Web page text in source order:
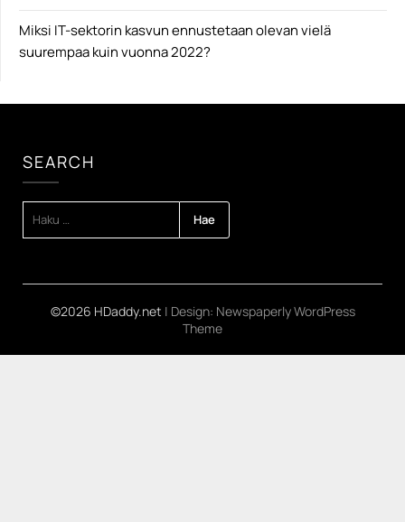
Miksi IT-sektorin kasvun ennustetaan olevan vielä
suurempaa kuin vuonna 2022?
SEARCH
©2026 HDaddy.net | Design: Newspaperly WordPress
Theme